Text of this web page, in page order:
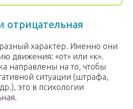
отрицательная
характер. Именно они
движения: «от» или «к».
направлены на то, чтобы
ситуации (штрафа,
это в психологии